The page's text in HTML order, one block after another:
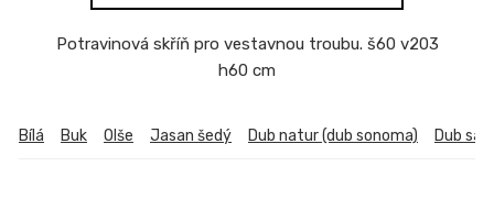
Potravinová skříň pro vestavnou troubu. š60 v203
h60 cm
Bílá Buk Olše Jasan šedý Dub natur (dub sonoma) Dub